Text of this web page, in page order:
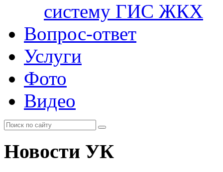
систему ГИС ЖКХ
Вопрос-ответ
Услуги
Фото
Видео
Новости УК